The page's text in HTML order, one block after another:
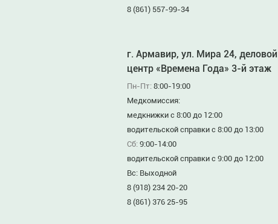
8 (861) 557-99-34
г. Армавир, ул. Мира 24, деловой
центр «Времена Года» 3-й этаж
Пн-Пт: 8:00-19:00
Медкомиссия:
медкнижки с 8:00 до 12:00
водительской справки с 8:00 до 13:00
Сб: 9:00-14:00
водительской справки с 9:00 до 12:00
Вс: Выходной
8 (918) 234 20-20
8 (861) 376 25-95